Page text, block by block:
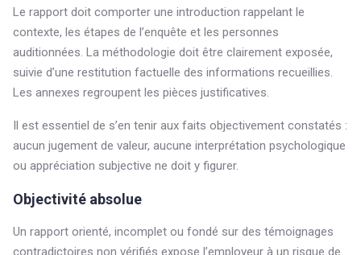
Le rapport doit comporter une introduction rappelant le
contexte, les étapes de l’enquête et les personnes
auditionnées. La méthodologie doit être clairement exposée,
suivie d’une restitution factuelle des informations recueillies.
Les annexes regroupent les pièces justificatives.
Il est essentiel de s’en tenir aux faits objectivement constatés :
aucun jugement de valeur, aucune interprétation psychologique
ou appréciation subjective ne doit y figurer.
Objectivité absolue
Un rapport orienté, incomplet ou fondé sur des témoignages
contradictoires non vérifiés expose l’employeur à un risque de